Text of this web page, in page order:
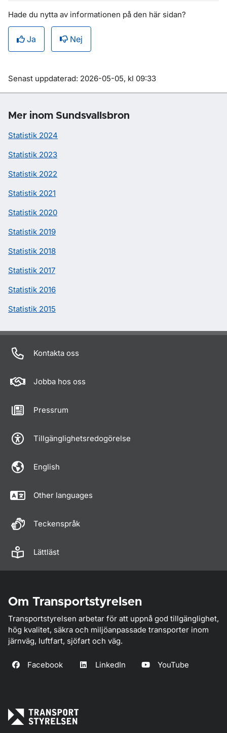
Hade du nytta av informationen på den här sidan?
Ja Nej
Om sidan
Senast uppdaterad: 2026-05-05, kl 09:33
Mer inom Sundsvallsbron
Statistik 2024
Statistik 2023
Statistik 2022
Statistik 2021
Statistik 2020
Statistik 2019
Statistik 2018
Statistik 2017
Statistik 2016
Statistik 2015
Kontakta oss
Jobba hos oss
Pressrum
Tillgänglighetsredogörelse
English
Other languages
Teckenspråk
Lättläst
Om Transportstyrelsen
Transportstyrelsen arbetar för att uppnå god tillgänglighet,
hög kvalitet, säkra och miljöanpassade transporter inom
järnväg, luftfart, sjöfart och väg.
Facebook LinkedIn YouTube